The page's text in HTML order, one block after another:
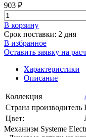
903 ₽
В корзинy
Срок поставки: 2 дня
В избранное
Оставить заявку на
Характеристики
Описание
Коллекция
Страна производитель
Цвет:
Механизм Systeme